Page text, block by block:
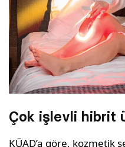
Çok işlevli hibrit
KÜAD’a göre, kozmetik